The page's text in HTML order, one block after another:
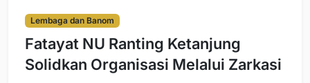
Lembaga dan Banom
Fatayat NU Ranting Ketanjung
Solidkan Organisasi Melalui Zarkasi